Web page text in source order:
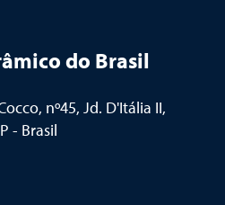
do Brasil
nº45, Jd. D'Itália II,
- Brasil